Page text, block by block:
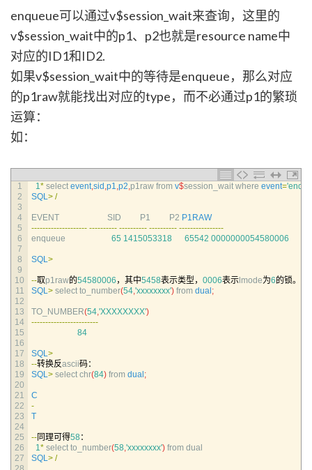
enqueue可以通过v$session_wait来查询，这里的
v$session_wait中的p1、p2也就是resource name中
对应的ID1和ID2.
如果v$session_wait中的等待是enqueue，那么对应
的p1raw就能找出对应的type，而不必通过p1的繁琐
运算：
如：
1
2
3
4
5
6
7
8
9
10
11
12
13
14
15
16
17
18
19
20
21
22
23
24
25
26
27
1 * select event sid p1 p2 p1raw from v$session_wait where event=
SQL > /
EVENT SID P1 P2 P1RAW
-------------------- ---------- ---------- ---------- ----------------
enqueue
65 1415053318 65542 0000000054580006
SQL >
--取p1raw的54580006 ，其中5458表示类型， 0006表示lmode为6的锁。我
SQL > select to_number(54 'xxxxxxxx') from dual;
TO_NUMBER(54 'XXXXXXXX')
------------------------
84
SQL >
--转换反ascii码：
SQL > select chr(84) from dual;
C
-
T
--同理可得58：
1 * select to_number(58 'xxxxxxxx') from dual
SQL > /